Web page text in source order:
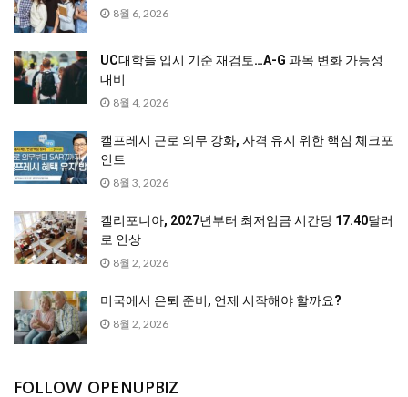
8월 6, 2026
UC대학들 입시 기준 재검토…A-G 과목 변화 가능성
대비
8월 4, 2026
캘프레시 근로 의무 강화, 자격 유지 위한 핵심 체크포
인트
8월 3, 2026
캘리포니아, 2027년부터 최저임금 시간당 17.40달러
로 인상
8월 2, 2026
미국에서 은퇴 준비, 언제 시작해야 할까요?
8월 2, 2026
FOLLOW OPENUPBIZ